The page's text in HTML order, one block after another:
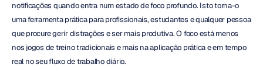
notificações quando entra num estado de foco profundo. Isto torna-o
uma ferramenta prática para profissionais, estudantes e qualquer pessoa
que procure gerir distrações e ser mais produtiva. O foco está menos
nos jogos de treino tradicionais e mais na aplicação prática e em tempo
real no seu fluxo de trabalho diário.